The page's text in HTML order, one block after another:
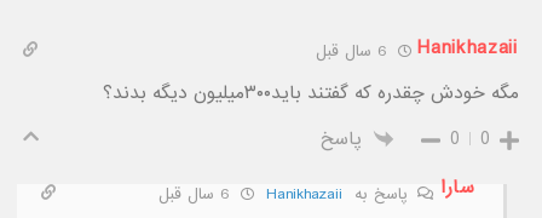
Hanikhazaii
مگه خودش چقدره که گفتند باید۳۰۰میلیون دیگه بدند؟
0
0
پاسخ
سارا
پاسخ به Hanikhazaii